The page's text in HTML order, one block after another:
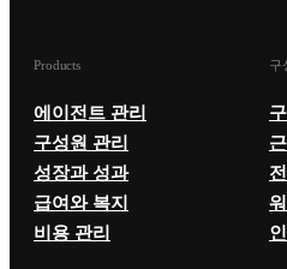
Products
에이전트 관리
구성원 관리
성장과 성과
급여와 복지
비용 관리
구